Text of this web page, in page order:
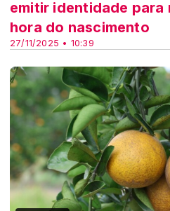
27/11/2025 • 10:39
emitir identidade para
hora do nascimento